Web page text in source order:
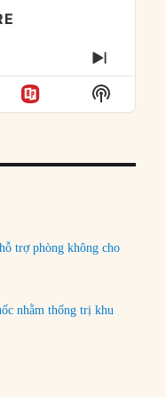
NEXT
Show
Podcast
trợ phòng không cho
nhằm thống trị khu